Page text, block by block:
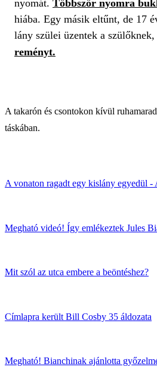
nyomát. Többször nyomra
hiába. Egy másik eltűnt, de 17
lány szülei üzentek a
reményt.
A takarón és csontokon kívül
táskában.
A vonaton ragadt egy kislány egyedül
Megható videó! Így emlékeztek Jules
Mit szól az utca embere a beöntéshez?
Címlapra került Bill Cosby 35 áldozata
Megható! Bianchinak ajánlotta